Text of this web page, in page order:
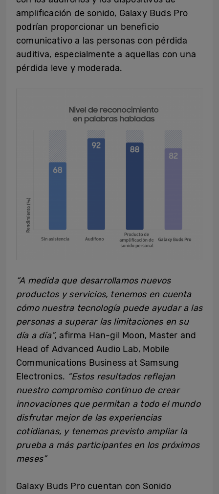
amplificación de sonido, Galaxy Buds Pro
podrían proporcionar un beneficio
comunicativo a las personas con pérdida
auditiva, especialmente a aquellas con una
pérdida leve y moderada.
“A medida que desarrollamos nuevos
productos y servicios, tenemos en cuenta
cómo nuestra tecnología puede ayudar a las
personas a superar las limitaciones en su
día a día”, afirma Han-gil Moon, Master and
Head of Advanced Audio Lab, Mobile
Communications Business at Samsung
Electronics. “Estos resultados reflejan
nuestro compromiso continuo de crear
innovaciones que permitan a todo el mundo
disfrutar mejor de las experiencias
cotidianas, y tenemos previsto ampliar la
prueba a más participantes en los próximos
meses”
Galaxy Buds Pro cuentan con Sonido